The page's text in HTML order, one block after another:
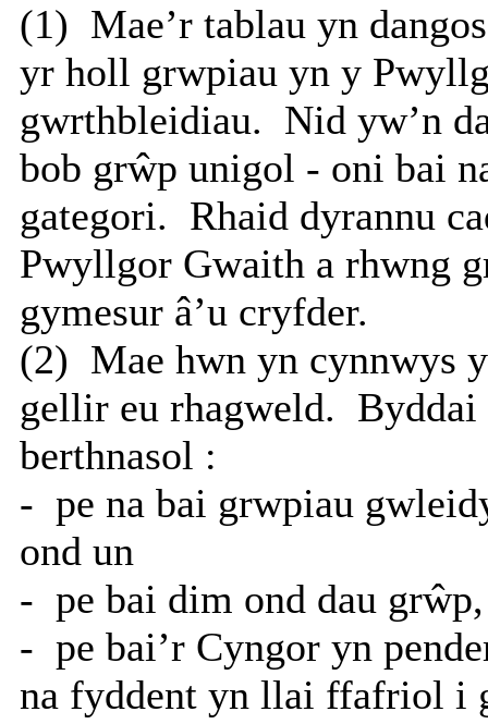
(1) Mae’r tablau yn
yr holl grwpiau yn y
gwrthbleidiau. Nid yw’n
bob grŵp unigol - oni bai
gategori. Rhaid dyrannu
Pwyllgor Gwaith a rhwng
gymesur â’u cryfder.
(2) Mae hwn yn cynnwys
gellir eu rhagweld. Byddai
berthnasol :
- pe na bai grwpiau
ond un
- pe bai dim ond dau
- pe bai’r Cyngor yn
na fyddent yn llai ffafriol i